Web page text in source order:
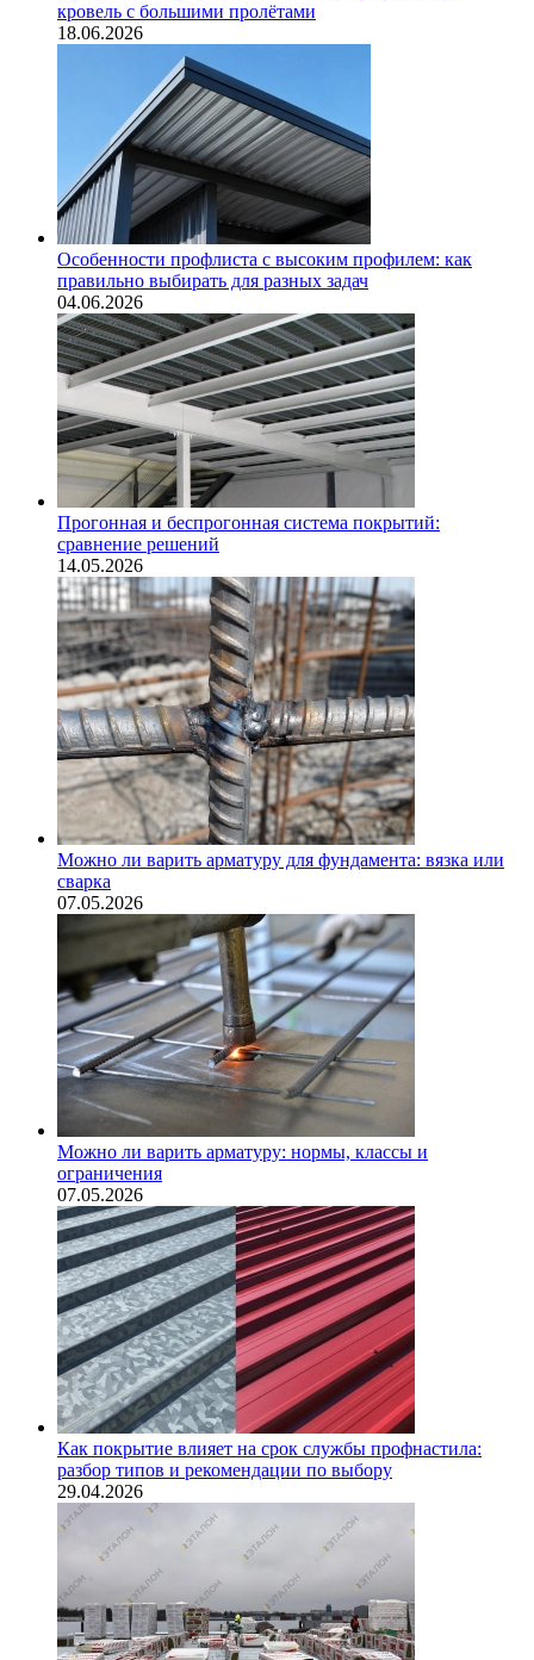
кровель с большими пролётами
18.06.2026
Особенности профлиста с высоким профилем: как
правильно выбирать для разных задач
04.06.2026
Прогонная и беспрогонная система покрытий:
сравнение решений
14.05.2026
Можно ли варить арматуру для фундамента: вязка или
сварка
07.05.2026
Можно ли варить арматуру: нормы, классы и
ограничения
07.05.2026
Как покрытие влияет на срок службы профнастила:
разбор типов и рекомендации по выбору
29.04.2026